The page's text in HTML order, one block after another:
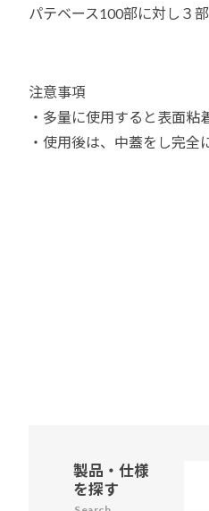
パテベース100部に対し３
注意事項
・多量に使用すると表面粘
・使用後は、中蓋をし完全
製品・仕様
を探す